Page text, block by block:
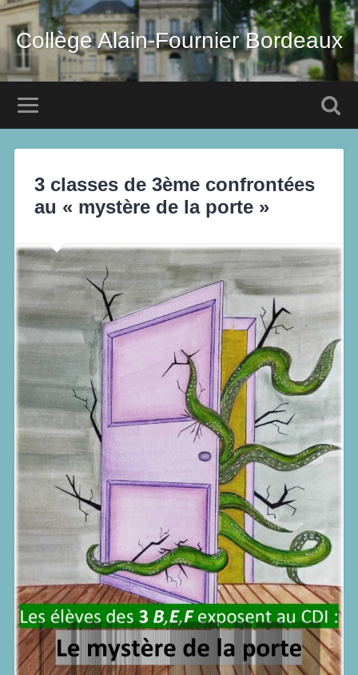
Collège Alain-Fournier Bordeaux
3 classes de 3ème confrontées
au « mystère de la porte »